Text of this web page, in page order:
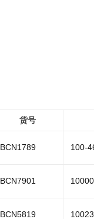
货号
BCN1789 100-
BCN7901
BCN5819